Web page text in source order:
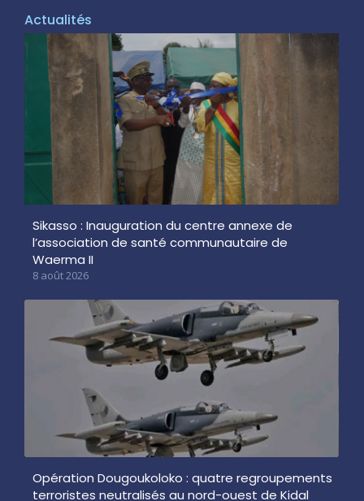
Actualités
Sikasso : Inauguration du centre annexe de
l’association de santé communautaire de
Waerma II
8 août 2026
Opération Dougoukoloko : quatre regroupements
terroristes neutralisés au nord-ouest de Kidal